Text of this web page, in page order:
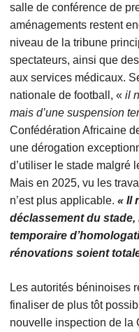
salle de conférence de
aménagements restent
niveau de la tribune
spectateurs, ainsi que
aux services médicaux.
nationale de football, « il
mais d’une suspension
Confédération Africaine
une dérogation
d’utiliser le stade malgré
Mais en 2025, vu les
n’est plus applicable. « Il
déclassement du
temporaire
rénovations soient
Les autorités béninoises
finaliser de plus tôt
nouvelle inspection de la